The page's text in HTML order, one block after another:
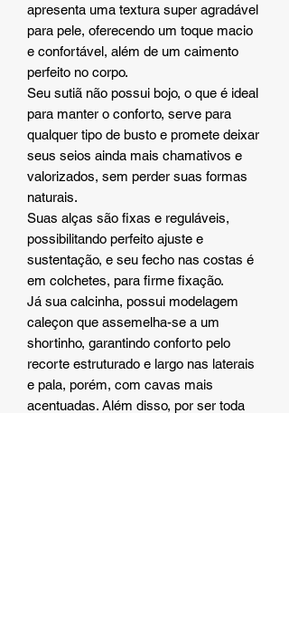
apresenta uma textura super agradável
para pele, oferecendo um toque macio
e confortável, além de um caimento
perfeito no corpo.
Seu sutiã não possui bojo, o que é ideal
para manter o conforto, serve para
qualquer tipo de busto e promete deixar
seus seios ainda mais chamativos e
valorizados, sem perder suas formas
naturais.
Suas alças são fixas e reguláveis,
possibilitando perfeito ajuste e
sustentação, e seu fecho nas costas é
em colchetes, para firme fixação.
Já sua calcinha, possui modelagem
caleçon que assemelha-se a um
shortinho, garantindo conforto pelo
recorte estruturado e largo nas laterais
e pala, porém, com cavas mais
acentuadas. Além disso, por ser toda